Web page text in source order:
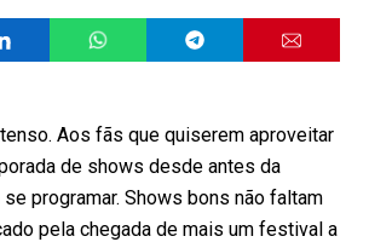
Aos fãs que quiserem aproveitar
de shows desde antes da
programar. Shows bons não faltam
pela chegada de mais um festival a